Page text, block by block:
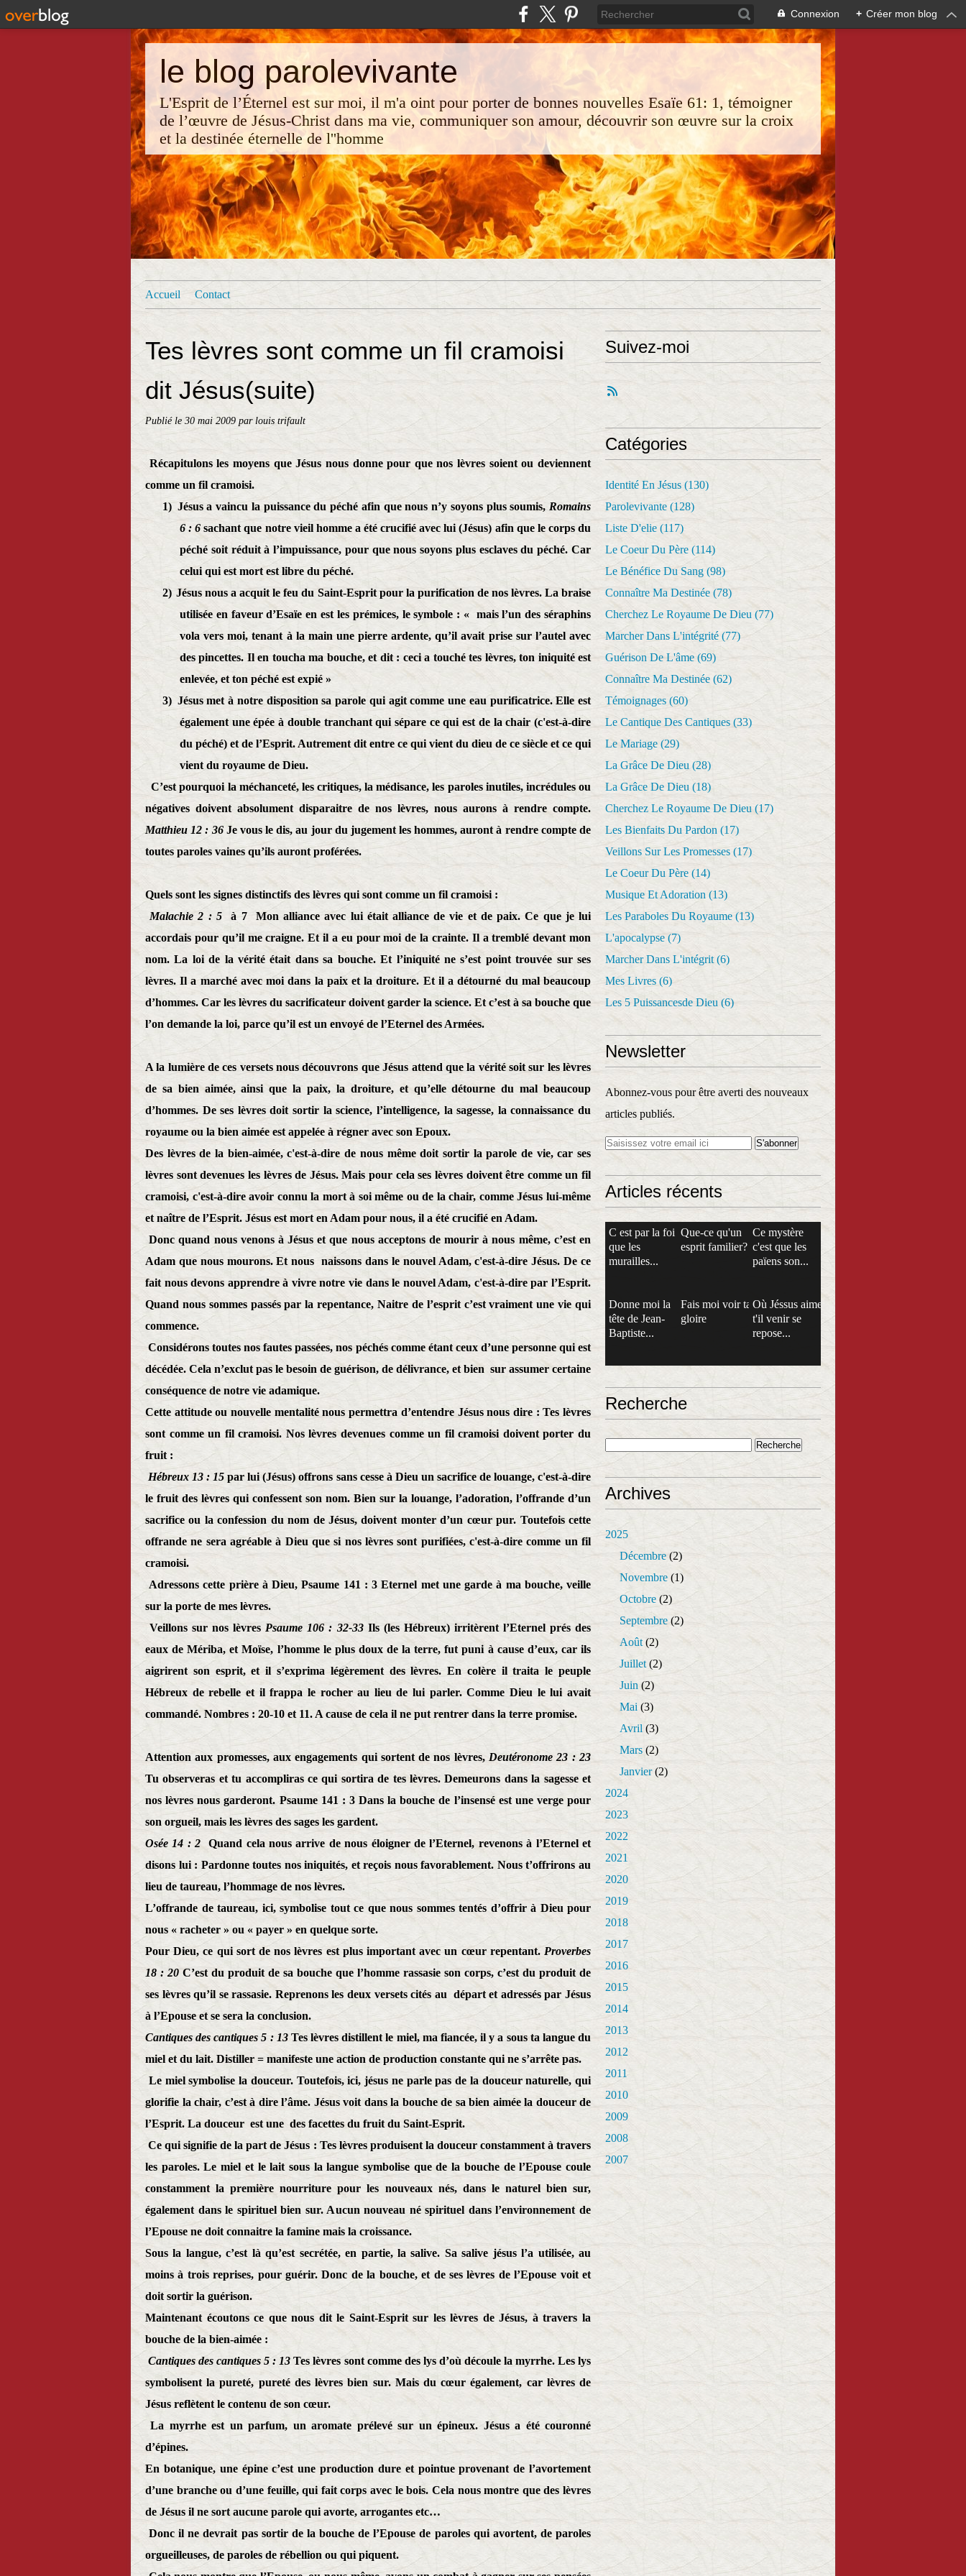
Connexion + Créer mon blog
le blog parolevivante
L'Esprit de l’Éternel est sur moi, il m'a oint pour porter de bonnes nouvelles Esaïe 61: 1, témoigner
de l’œuvre de Jésus-Christ dans ma vie, communiquer son amour, découvrir son œuvre sur la croix
et la destinée éternelle de l''homme
Accueil Contact
Tes lèvres sont comme un fil cramoisi
dit Jésus(suite)
Publié le 30 mai 2009 par louis trifault
Récapitulons les moyens que Jésus nous donne pour que nos lèvres soient ou deviennent
comme un fil cramoisi.
1) Jésus a vaincu la puissance du péché afin que nous n’y soyons plus soumis, Romains
6 : 6 sachant que notre vieil homme a été crucifié avec lui (Jésus) afin que le corps du
péché soit réduit à l’impuissance, pour que nous soyons plus esclaves du péché. Car
celui qui est mort est libre du péché.
2) Jésus nous a acquit le feu du Saint-Esprit pour la purification de nos lèvres. La braise
utilisée en faveur d’Esaïe en est les prémices, le symbole : « mais l’un des séraphins
vola vers moi, tenant à la main une pierre ardente, qu’il avait prise sur l’autel avec
des pincettes. Il en toucha ma bouche, et dit : ceci a touché tes lèvres, ton iniquité est
enlevée, et ton péché est expié »
3) Jésus met à notre disposition sa parole qui agit comme une eau purificatrice. Elle est
également une épée à double tranchant qui sépare ce qui est de la chair (c'est-à-dire
du péché) et de l’Esprit. Autrement dit entre ce qui vient du dieu de ce siècle et ce qui
vient du royaume de Dieu.
C’est pourquoi la méchanceté, les critiques, la médisance, les paroles inutiles, incrédules ou
négatives doivent absolument disparaitre de nos lèvres, nous aurons à rendre compte.
Matthieu 12 : 36Je vous le dis, au jour du jugement les hommes, auront à rendre compte de
toutes paroles vaines qu’ils auront proférées.
Quels sont les signes distinctifs des lèvres qui sont comme un fil cramoisi :
Malachie 2 : 5
à 7
Mon alliance avec lui était alliance de vie et de paix. Ce que je lui
accordais pour qu’il me craigne. Et il a eu pour moi de la crainte. Il a tremblé devant mon
nom. La loi de la vérité était dans sa bouche. Et l’iniquité ne s’est point trouvée sur ses
lèvres. Il a marché avec moi dans la paix et la droiture. Et il a détourné du mal beaucoup
d’hommes. Car les lèvres du sacrificateur doivent garder la science. Et c’est à sa bouche que
l’on demande la loi, parce qu’il est un envoyé de l’Eternel des Armées.
A la lumière de ces versets nous découvrons que Jésus attend que la vérité soit sur les lèvres
de sa bien aimée, ainsi que la paix, la droiture, et qu’elle détourne du mal beaucoup
d’hommes. De ses lèvres doit sortir la science, l’intelligence, la sagesse, la connaissance du
royaume ou la bien aimée est appelée à régner avec son Epoux.
Des lèvres de la bien-aimée, c'est-à-dire de nous même doit sortir la parole de vie, car ses
lèvres sont devenues les lèvres de Jésus. Mais pour cela ses lèvres doivent être comme un fil
cramoisi, c'est-à-dire avoir connu la mort à soi même ou de la chair, comme Jésus lui-même
et naître de l’Esprit. Jésus est mort en Adam pour nous, il a été crucifié en Adam.
Donc quand nous venons à Jésus et que nous acceptons de mourir à nous même, c’est en
Adam que nous mourons. Et nous naissons dans le nouvel Adam, c'est-à-dire Jésus. De ce
fait nous devons apprendre à vivre notre vie dans le nouvel Adam, c'est-à-dire par l’Esprit.
Quand nous sommes passés par la repentance, Naitre de l’esprit c’est vraiment une vie qui
commence.
Considérons toutes nos fautes passées, nos péchés comme étant ceux d’une personne qui est
décédée. Cela n’exclut pas le besoin de guérison, de délivrance, et bien sur assumer certaine
conséquence de notre vie adamique.
Cette attitude ou nouvelle mentalité nous permettra d’entendre Jésus nous dire : Tes lèvres
sont comme un fil cramoisi. Nos lèvres devenues comme un fil cramoisi doivent porter du
fruit :
Hébreux 13 : 15 par lui (Jésus) offrons sans cesse à Dieu un sacrifice de louange, c'est-à-dire
le fruit des lèvres qui confessent son nom. Bien sur la louange, l’adoration, l’offrande d’un
sacrifice ou la confession du nom de Jésus, doivent monter d’un cœur pur. Toutefois cette
offrande ne sera agréable à Dieu que si nos lèvres sont purifiées, c'est-à-dire comme un fil
cramoisi.
Adressons cette prière à Dieu, Psaume 141 : 3 Eternel met une garde à ma bouche, veille
sur la porte de mes lèvres.
Veillons sur nos lèvres Psaume 106 : 32-33Ils (les Hébreux) irritèrent l’Eternel prés des
eaux de Mériba, et Moïse, l’homme le plus doux de la terre, fut puni à cause d’eux, car ils
aigrirent son esprit, et il s’exprima légèrement des lèvres. En colère il traita le peuple
Hébreux de rebelle et il frappa le rocher au lieu de lui parler. Comme Dieu le lui avait
commandé. Nombres : 20-10 et 11. A cause de cela il ne put rentrer dans la terre promise.
Attention aux promesses, aux engagements qui sortent de nos lèvres, Deutéronome 23 : 23
Tu observeras et tu accompliras ce qui sortira de tes lèvres. Demeurons dans la sagesse et
nos lèvres nous garderont. Psaume 141 : 3 Dans la bouche de l’insensé est une verge pour
son orgueil, mais les lèvres des sages les gardent.
Osée 14 : 2
Quand cela nous arrive de nous éloigner de l’Eternel, revenons à l’Eternel et
disons lui : Pardonne toutes nos iniquités, et reçois nous favorablement. Nous t’offrirons au
lieu de taureau, l’hommage de nos lèvres.
L’offrande de taureau, ici, symbolise tout ce que nous sommes tentés d’offrir à Dieu pour
nous « racheter » ou « payer » en quelque sorte.
Pour Dieu, ce qui sort de nos lèvres est plus important avec un cœur repentant. Proverbes
18 : 20 C’est du produit de sa bouche que l’homme rassasie son corps, c’est du produit de
ses lèvres qu’il se rassasie. Reprenons les deux versets cités au départ et adressés par Jésus
à l’Epouse et se sera la conclusion.
Cantiques des cantiques 5 : 13 Tes lèvres distillent le miel, ma fiancée, il y a sous ta langue du
miel et du lait. Distiller = manifeste une action de production constante qui ne s’arrête pas.
Le miel symbolise la douceur. Toutefois, ici, jésus ne parle pas de la douceur naturelle, qui
glorifie la chair, c’est à dire l’âme. Jésus voit dans la bouche de sa bien aimée la douceur de
l’Esprit. La douceur est une des facettes du fruit du Saint-Esprit.
Ce qui signifie de la part de Jésus : Tes lèvres produisent la douceur constamment à travers
les paroles. Le miel et le lait sous la langue symbolise que de la bouche de l’Epouse coule
constamment la première nourriture pour les nouveaux nés, dans le naturel bien sur,
également dans le spirituel bien sur. Aucun nouveau né spirituel dans l’environnement de
l’Epouse ne doit connaitre la famine mais la croissance.
Sous la langue, c’est là qu’est secrétée, en partie, la salive. Sa salive jésus l’a utilisée, au
moins à trois reprises, pour guérir. Donc de la bouche, et de ses lèvres de l’Epouse voit et
doit sortir la guérison.
Maintenant écoutons ce que nous dit le Saint-Esprit sur les lèvres de Jésus, à travers la
bouche de la bien-aimée :
Cantiques des cantiques 5 : 13 Tes lèvres sont comme des lys d’où découle la myrrhe. Les lys
symbolisent la pureté, pureté des lèvres bien sur. Mais du cœur également, car lèvres de
Jésus reflètent le contenu de son cœur.
La myrrhe est un parfum, un aromate prélevé sur un épineux. Jésus a été couronné
d’épines.
En botanique, une épine c’est une production dure et pointue provenant de l’avortement
d’une branche ou d’une feuille, qui fait corps avec le bois. Cela nous montre que des lèvres
de Jésus il ne sort aucune parole qui avorte, arrogantes etc…
Donc il ne devrait pas sortir de la bouche de l’Epouse de paroles qui avortent, de paroles
orgueilleuses, de paroles de rébellion ou qui piquent.
Suivez-moi
Catégories
Identité En Jésus (130)
Parolevivante (128)
Liste D'elie (117)
Le Coeur Du Père (114)
Le Bénéfice Du Sang (98)
Connaître Ma Destinée (78)
Cherchez Le Royaume De Dieu (77)
Marcher Dans L'intégrité (77)
Guérison De L'âme (69)
Connaître Ma Destinée (62)
Témoignages (60)
Le Cantique Des Cantiques (33)
Le Mariage (29)
La Grâce De Dieu (28)
La Grâce De Dieu (18)
Cherchez Le Royaume De Dieu (17)
Les Bienfaits Du Pardon (17)
Veillons Sur Les Promesses (17)
Le Coeur Du Père (14)
Musique Et Adoration (13)
Les Paraboles Du Royaume (13)
L'apocalypse (7)
Marcher Dans L'intégrit (6)
Mes Livres (6)
Les 5 Puissancesde Dieu (6)
Newsletter
Abonnez-vous pour être averti des nouveaux
articles publiés.
Articles récents
C est par la foi
que les
murailles...
Que-ce qu'un
esprit familier?
Ce mystère
c'est que les
païens son...
Donne moi la
tête de Jean-
Baptiste...
Fais moi voir ta
gloire
Où Jéssus aime
t'il venir se
repose...
Recherche
Archives
2025
Décembre (2)
Novembre (1)
Octobre (2)
Septembre (2)
Août (2)
Juillet (2)
Juin (2)
Mai (3)
Avril (3)
Mars (2)
Janvier(2)
2024
2023
2022
2021
2020
2019
2018
2017
2016
2015
2014
2013
2012
2011
2010
2009
2008
2007